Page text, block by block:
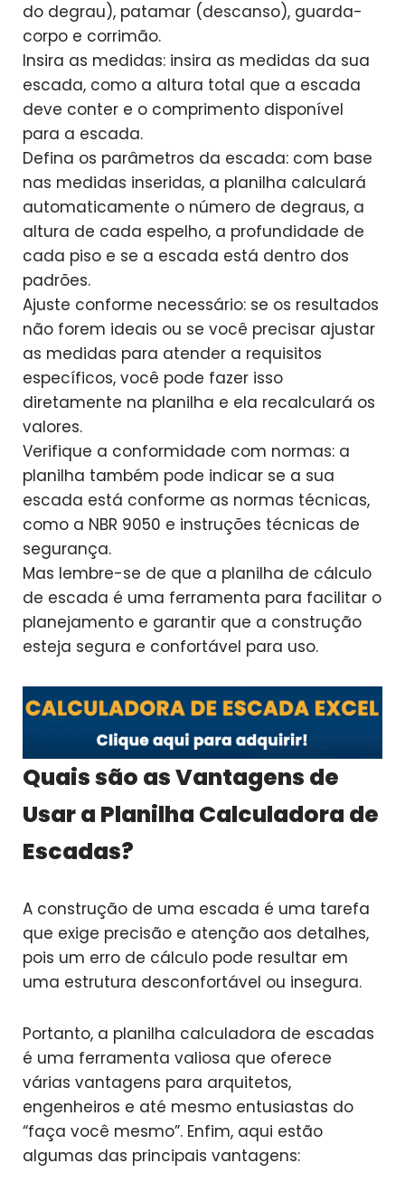
do degrau), patamar (descanso), guarda-
corpo e corrimão.
Insira as medidas: insira as medidas da sua
escada, como a altura total que a escada
deve conter e o comprimento disponível
para a escada.
Defina os parâmetros da escada: com base
nas medidas inseridas, a planilha calculará
automaticamente o número de degraus, a
altura de cada espelho, a profundidade de
cada piso e se a escada está dentro dos
padrões.
Ajuste conforme necessário: se os resultados
não forem ideais ou se você precisar ajustar
as medidas para atender a requisitos
específicos, você pode fazer isso
diretamente na planilha e ela recalculará os
valores.
Verifique a conformidade com normas: a
planilha também pode indicar se a sua
escada está conforme as normas técnicas,
como a NBR 9050 e instruções técnicas de
segurança.
Mas lembre-se de que a planilha de cálculo
de escada é uma ferramenta para facilitar o
planejamento e garantir que a construção
esteja segura e confortável para uso.
Quais são as Vantagens de
Usar a Planilha Calculadora de
Escadas?
A construção de uma escada é uma tarefa
que exige precisão e atenção aos detalhes,
pois um erro de cálculo pode resultar em
uma estrutura desconfortável ou insegura.
Portanto, a planilha calculadora de escadas
é uma ferramenta valiosa que oferece
várias vantagens para arquitetos,
engenheiros e até mesmo entusiastas do
“faça você mesmo”. Enfim, aqui estão
algumas das principais vantagens: